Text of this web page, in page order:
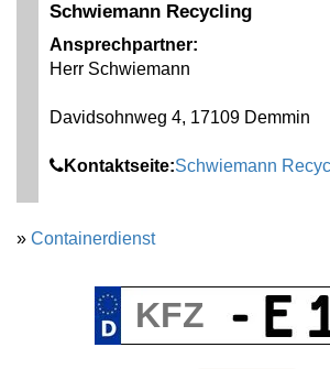
Schwiemann Recycling
Ansprechpartner:
Herr Schwiemann
Davidsohnweg 4, 17109 Demmin
Kontaktseite:Schwiemann
» Containerdienst